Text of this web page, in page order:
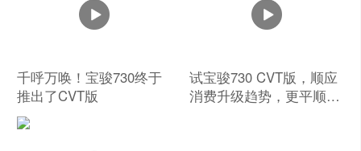
千呼万唤！宝骏730终于
推出了CVT版
试宝骏730 CVT版，顺应
消费升级趋势，更平顺的